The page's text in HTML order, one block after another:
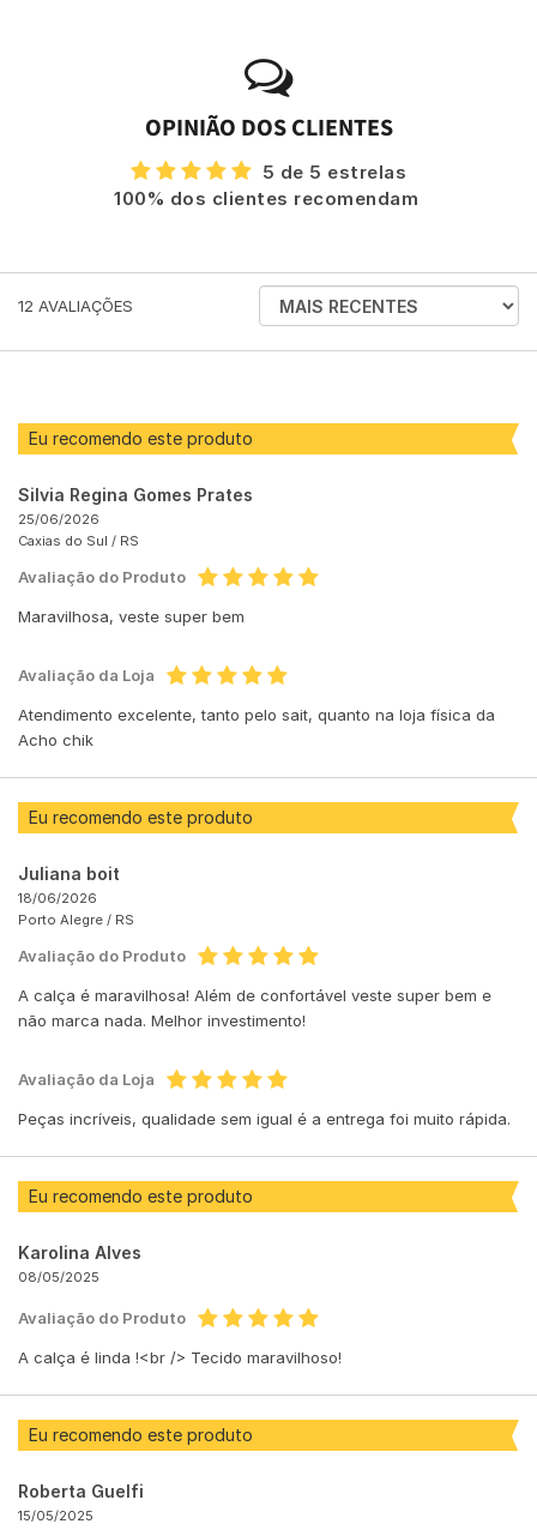
OPINIÃO DOS CLIENTES
5 de 5 estrelas
100% dos clientes recomendam
12 AVALIAÇÕES
ORDENAR
AVALIAÇÕES
Eu recomendo este produto
Silvia Regina Gomes Prates
25/06/2026
Caxias do Sul / RS
Avaliação do Produto
Maravilhosa, veste super bem
Avaliação da Loja
Atendimento excelente, tanto pelo sait, quanto na loja física da
Acho chik
Eu recomendo este produto
Juliana boit
18/06/2026
Porto Alegre / RS
Avaliação do Produto
A calça é maravilhosa! Além de confortável veste super bem e
não marca nada. Melhor investimento!
Avaliação da Loja
Peças incríveis, qualidade sem igual é a entrega foi muito rápida.
Eu recomendo este produto
Karolina Alves
08/05/2025
Avaliação do Produto
A calça é linda !<br /> Tecido maravilhoso!
Eu recomendo este produto
Roberta Guelfi
15/05/2025